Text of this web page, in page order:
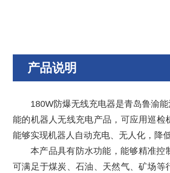
产品说明
180W防爆无线充电器是青岛鲁渝
能的机器人无线充电产品，可应用巡检
能够实现机器人自动充电、无人化，降
本产品具有防水功能，能够精准控
可满足于煤炭、石油、天然气、矿场